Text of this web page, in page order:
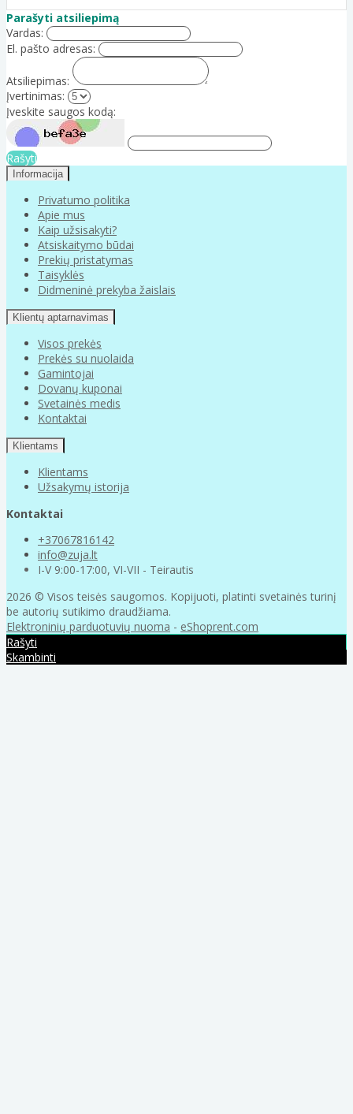
Parašyti atsiliepimą
Vardas:
El. pašto adresas:
Atsiliepimas:
Įvertinimas:
Įveskite saugos kodą:
Rašyti
Informacija
Privatumo politika
Apie mus
Kaip užsisakyti?
Atsiskaitymo būdai
Prekių pristatymas
Taisyklės
Didmeninė prekyba žaislais
Klientų aptarnavimas
Visos prekės
Prekės su nuolaida
Gamintojai
Dovanų kuponai
Svetainės medis
Kontaktai
Klientams
Klientams
Užsakymų istorija
Kontaktai
+37067816142
info@zuja.lt
I-V 9:00-17:00, VI-VII - Teirautis
2026 © Visos teisės saugomos. Kopijuoti, platinti svetainės turinį
be autorių sutikimo draudžiama.
Elektroninių parduotuvių nuoma - eShoprent.com
Rašyti
Skambinti